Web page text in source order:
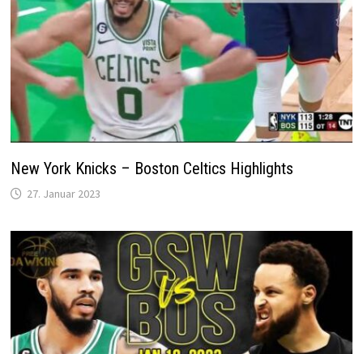
New York Knicks – Boston Celtics Highlights
27. Januar 2023